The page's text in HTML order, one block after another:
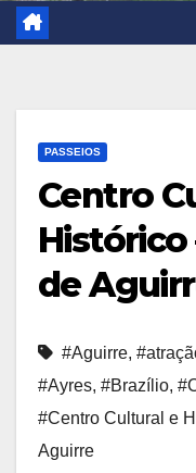
PASSEIOS
Centro
Histórico
de
#Aguirre,
#Ayres, #Brazílio,
#Centro Cultural e
Aguirre